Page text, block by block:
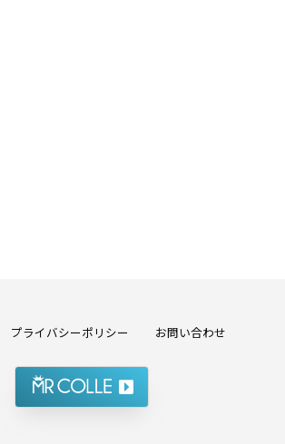
プライバシーポリシー お問い合わせ